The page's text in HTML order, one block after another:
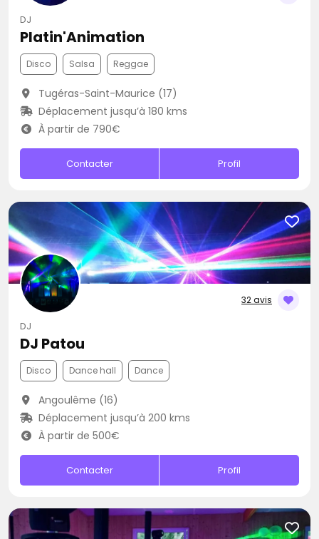
DJ
Platin'Animation
Disco Salsa Reggae
Tugéras-Saint-Maurice (17)
Déplacement jusqu’à 180 kms
À partir de 790€
Contacter Profil
32 avis
DJ
DJ Patou
Disco Dance hall Dance
Angoulême (16)
Déplacement jusqu’à 200 kms
À partir de 500€
Contacter Profil